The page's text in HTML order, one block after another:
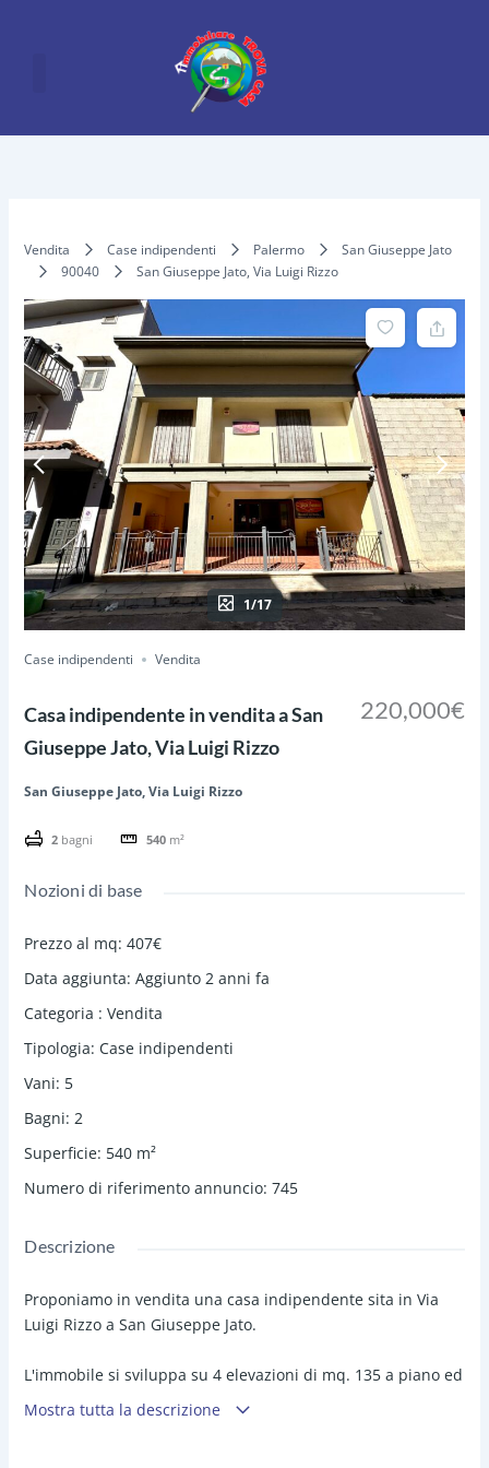
Vendita Case indipendenti Palermo
San Giuseppe Jato
90040
San Giuseppe Jato, Via Luigi Rizzo
1/17
Case indipendenti Vendita
Casa indipendente in vendita a San
Giuseppe Jato, Via Luigi Rizzo
San Giuseppe Jato, Via Luigi Rizzo
2 bagni 540 m²
220,000€
Nozioni di base
Prezzo al mq: 407€
Data aggiunta: Aggiunto 2 anni fa
Categoria : Vendita
Tipologia: Case indipendenti
Vani: 5
Bagni: 2
Superficie: 540 m²
Numero di riferimento annuncio: 745
Descrizione
Proponiamo in vendita una casa indipendente sita in Via
Luigi Rizzo a San Giuseppe Jato.
L'immobile si sviluppa su 4 elevazioni di mq. 135 a piano ed
è così composto:
Mostra tutta la descrizione